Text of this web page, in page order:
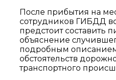
После прибытия на
сотрудников ГИБДД
предстоит составить
объяснение
подробным
обстоятельств
транспортного